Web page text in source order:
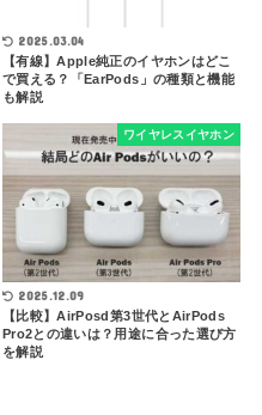
2025.03.04
【有線】Apple純正のイヤホンはどこ
で買える？「EarPods」の種類と機能
も解説
ワイヤレスイヤホン
2025.12.09
【比較】AirPosd第3世代とAirPods
Pro2との違いは？用途に合った選び方
を解説